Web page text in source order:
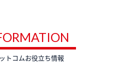
トコムお役立ち情報